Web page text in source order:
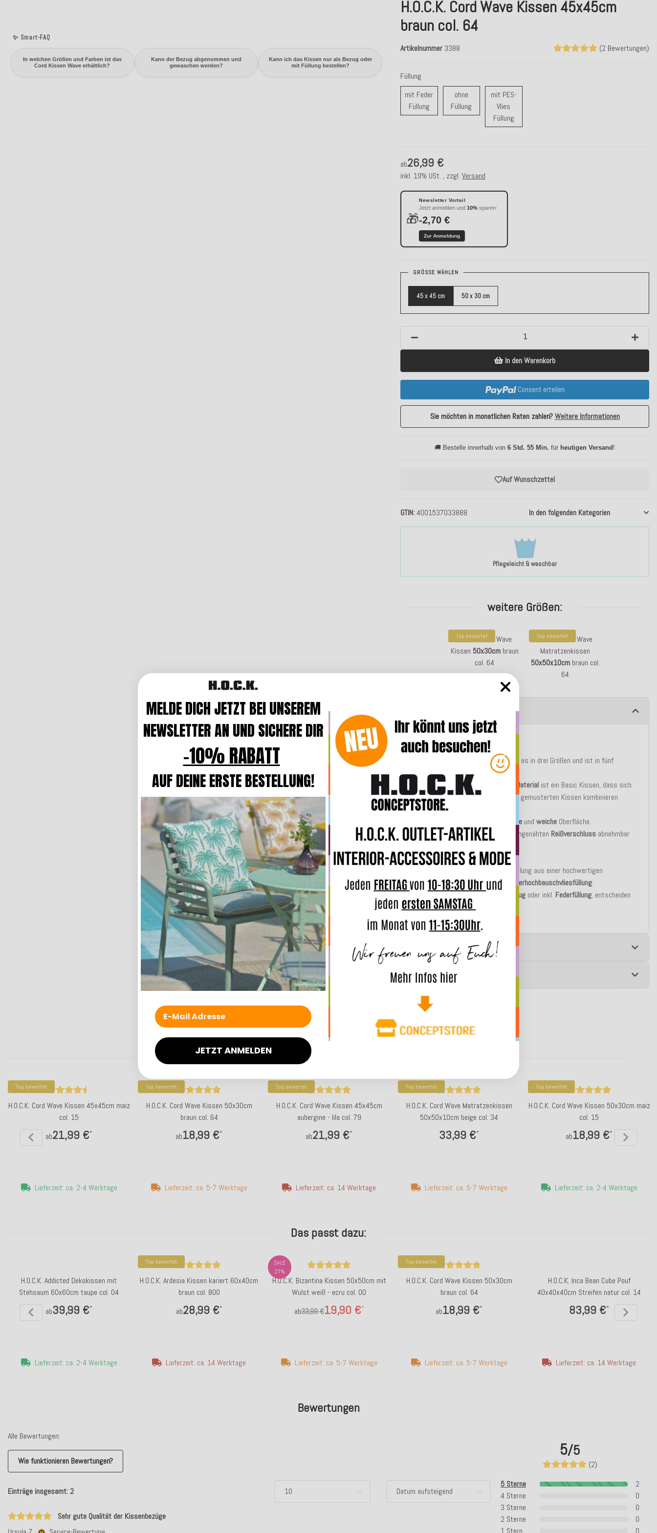
✨ Smart-FAQ
In welchen Größen und Farben ist das
Cord Kissen Wave erhältlich?
Kann der Bezug abgenommen und
gewaschen werden?
Kann ich das Kissen nur als Bezug oder
mit Füllung bestellen?
H.O.C.K. Cord Wave Kissen 45x45cm
braun col. 64
(2 Bewertungen)
Artikelnummer 3388
Pflegeleicht & waschbar
GTIN 4001537033888 In den folgenden Kategorien
Füllung
mit Feder
Füllungmit Feder Füllung
ohne
Füllung ohne Füllung
mit PES-
Vlies
Füllungmit PES-Vlies Füllung
ab26,99 €
inkl. 19% USt. , zzgl.Versand
🎁
Newsletter Vorteil
Jetzt anmelden und10% sparen:
-2,70 €
Zur Anmeldung
Auf Wunschzettel
GRÖSSE WÄHLEN
45 x 45 cm 50 x 30 cm
In den Warenkorb
Consent erteilen
Sie möchten in monatlichen Raten zahlen?Weitere Informationen
🚚 Bestelle innerhalb von6 Std. 55 Min. für heutigen Versand !
weitere Größen:
Top bewertet
H.O.C.K. Cord Wave
Kissen 50x30cmbraun
col. 64
Top bewertet
H.O.C.K. Cord Wave
Matratzenkissen
50x50x10cmbraun col.
64
Produktbeschreibung
KissenWavegibt es in drei Größen und ist in fünf
verschiedenen Farben erhältlich.
Das heute wieder sehr
angesagte Material ist ein Basic Kissen, dass sich
wunderbar mit vielen Unis aber auch gemusterten Kissen kombinieren
lässt.
angenehme undweiche Oberfläche.
Der Bezug ist mit einem verdeckt eingenähten Reißverschluss abnehmbar
In der Basic Variante besteht die Füllung aus einer hochwertigen
komfortablen silikonisiertenPolyesterhochbauschvliesfüllung.
Online zu bestellen auch nur als
Bezug oder inkl. Federfüllung, entscheiden
Sie selbst!
Angaben zur Produktsicherheit
Bewertungen
5/5
(2)
5 Sterne
2
4 Sterne
0
3 Sterne
0
2 Sterne
0
1 Stern
0
Alle Bewertungen:
Wie funktionieren Bewertungen?
Einträge insgesamt: 2
Sehr gute Qualität der Kissenbezüge
Weitere Produkte aus der Serie Cord Wave
Top bewertet
H.O.C.K. Cord Wave Kissen 45x45cm maiz
col. 15
ab21,99 €*
Lieferzeit: ca. 2-4 Werktage
Top bewertet
H.O.C.K. Cord Wave Kissen 50x30cm
braun col. 64
ab18,99 €*
Lieferzeit: ca. 5-7 Werktage
Top bewertet
H.O.C.K. Cord Wave Kissen 45x45cm
aubergine - lila col. 79
ab21,99 €*
Lieferzeit: ca. 14 Werktage
Top bewertet
H.O.C.K. Cord Wave Matratzenkissen
50x50x10cm beige col. 34
33,99 €*
Lieferzeit: ca. 5-7 Werktage
Top bewertet
H.O.C.K. Cord Wave Kissen 50x30cm maiz
col. 15
ab18,99 €*
Lieferzeit: ca. 2-4 Werktage
Das passt dazu:
H.O.C.K. Addicted Dekokissen mit
Stehsaum 60x60cm taupe col. 04
ab39,99 €*
Lieferzeit: ca. 2-4 Werktage
Top bewertet
H.O.C.K. Ardesia Kissen kariert 60x40cm
braun col. 800
ab28,99 €*
Lieferzeit: ca. 14 Werktage
SALE
27%
H.O.C.K. Bizantina Kissen 50x50cm mit
Wulst weiß - ecru col. 00
ab
19,90 €*
33,99 €
Lieferzeit: ca. 5-7 Werktage
Top bewertet
H.O.C.K. Cord Wave Kissen 50x30cm
braun col. 64
ab18,99 €*
Lieferzeit: ca. 5-7 Werktage
H.O.C.K. Inca Bean Cube Pouf
40x40x40cm Streifen natur col. 14
83,99 €*
Lieferzeit: ca. 14 Werktage
MELDE DICH JETZT BEI UNSEREM
NEWSLETTER AN UND SICHERE DIR
-10% RABATT
AUF DEINE ERSTE BESTELLUNG!
JETZT ANMELDEN